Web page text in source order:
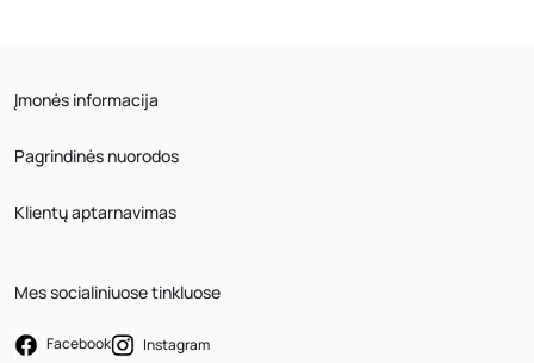
Įmonės informacija
Pagrindinės nuorodos
Klientų aptarnavimas
Mes socialiniuose tinkluose
Facebook Instagram